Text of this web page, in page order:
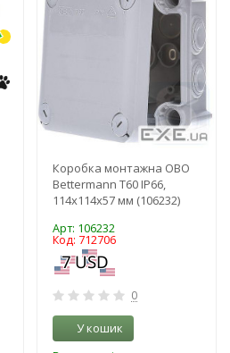
Коробка монтажна OBO
Bettermann T60 IP66,
114x114x57 мм (106232)
Арт: 106232
Код: 712706
0
У кошик